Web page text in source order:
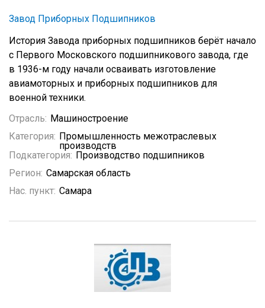
Завод Приборных Подшипников
История Завода приборных подшипников берёт начало
с Первого Московского подшипникового завода, где
в 1936-м году начали осваивать изготовление
авиамоторных и приборных подшипников для
военной техники.
Отрасль: Машиностроение
Категория: Промышленность межотраслевых
производств
Подкатегория: Производство подшипников
Регион: Самарская область
Нас. пункт: Самара